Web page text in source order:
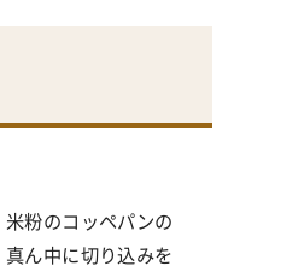
米粉のコッペパンの
真ん中に切り込みを